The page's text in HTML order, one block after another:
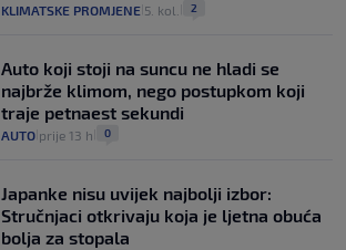
KLIMATSKE PROMJENE 5. kol. 2
Auto koji stoji na suncu ne hladi se
najbrže klimom, nego postupkom koji
traje petnaest sekundi
AUTO prije 13 h 0
Japanke nisu uvijek najbolji izbor:
Stručnjaci otkrivaju koja je ljetna obuća
bolja za stopala